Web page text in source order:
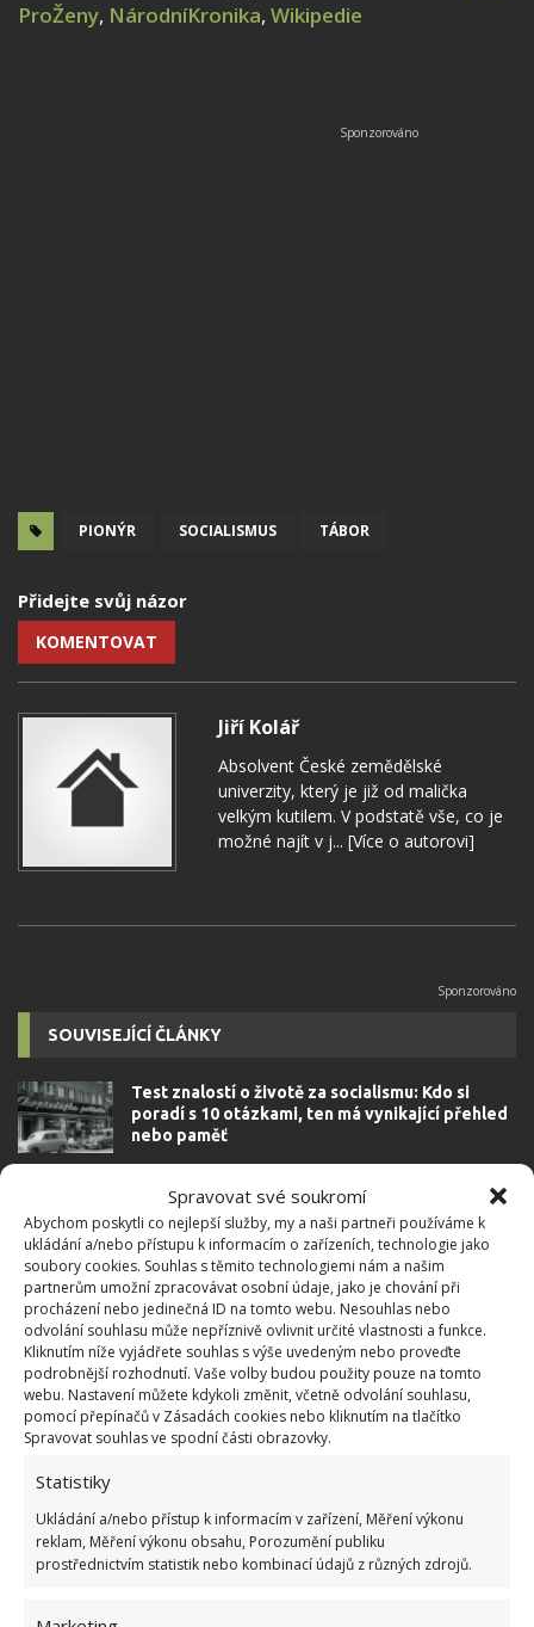
Spravovat své soukromí
Abychom poskytli co nejlepší služby, my a naši partneři používáme k
ukládání a/nebo přístupu k informacím o zařízeních, technologie jako
soubory cookies. Souhlas s těmito technologiemi nám a našim
partnerům umožní zpracovávat osobní údaje, jako je chování při
procházení nebo jedinečná ID na tomto webu. Nesouhlas nebo
odvolání souhlasu může nepříznivě ovlivnit určité vlastnosti a funkce.
Kliknutím níže vyjádřete souhlas s výše uvedeným nebo proveďte
podrobnější rozhodnutí. Vaše volby budou použity pouze na tomto
webu. Nastavení můžete kdykoli změnit, včetně odvolání souhlasu,
pomocí přepínačů v Zásadách cookies nebo kliknutím na tlačítko
Spravovat souhlas ve spodní části obrazovky.
Statistiky
Ukládání a/nebo přístup k informacím v zařízení, Měření výkonu
reklam, Měření výkonu obsahu, Porozumění publiku
prostřednictvím statistik nebo kombinací údajů z různých zdrojů.
ProŽeny, NárodníKronika, Wikipedie
PIONÝR SOCIALISMUS TÁBOR
Přidejte svůj názor
KOMENTOVAT
Jiří Kolář
Absolvent České zemědělské
univerzity, který je již od malička
velkým kutilem. V podstatě vše, co je
možné najít v j... [Více o autorovi]
SOUVISEJÍCÍ ČLÁNKY
Test znalostí o životě za socialismu: Kdo si
poradí s 10 otázkami, ten má vynikající přehled
nebo paměť
Fotokvíz o autech, kterými se za socialismu
jezdilo na dovolenou: Úkolem je poznat 10 vozů
na obrázcích
Retro kvíz na téma města, která po pádu
socialismu změnila název: 10 otázek ukáže, kdo
má dobrou paměť
4 COMMENTS
Adam
12.5.2026 V 9:55